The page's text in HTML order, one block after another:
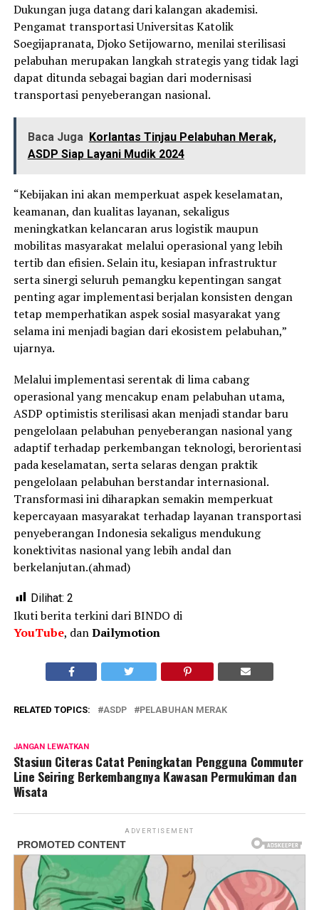
Dukungan juga datang dari kalangan akademisi.
Pengamat transportasi Universitas Katolik
Soegijapranata, Djoko Setijowarno, menilai sterilisasi
pelabuhan merupakan langkah strategis yang tidak lagi
dapat ditunda sebagai bagian dari modernisasi
transportasi penyeberangan nasional.
Baca Juga Korlantas Tinjau Pelabuhan Merak,
ASDP Siap Layani Mudik 2024
“Kebijakan ini akan memperkuat aspek keselamatan,
keamanan, dan kualitas layanan, sekaligus
meningkatkan kelancaran arus logistik maupun
mobilitas masyarakat melalui operasional yang lebih
tertib dan efisien. Selain itu, kesiapan infrastruktur
serta sinergi seluruh pemangku kepentingan sangat
penting agar implementasi berjalan konsisten dengan
tetap memperhatikan aspek sosial masyarakat yang
selama ini menjadi bagian dari ekosistem pelabuhan,”
ujarnya.
Melalui implementasi serentak di lima cabang
operasional yang mencakup enam pelabuhan utama,
ASDP optimistis sterilisasi akan menjadi standar baru
pengelolaan pelabuhan penyeberangan nasional yang
adaptif terhadap perkembangan teknologi, berorientasi
pada keselamatan, serta selaras dengan praktik
pengelolaan pelabuhan berstandar internasional.
Transformasi ini diharapkan semakin memperkuat
kepercayaan masyarakat terhadap layanan transportasi
penyeberangan Indonesia sekaligus mendukung
konektivitas nasional yang lebih andal dan
berkelanjutan.(ahmad)
Dilihat: 2
Ikuti berita terkini dari BINDO di
YouTube, danDailymotion
RELATED TOPICS: ASDP PELABUHAN MERAK
JANGAN LEWATKAN
Stasiun Citeras Catat Peningkatan Pengguna Commuter
Line Seiring Berkembangnya Kawasan Permukiman dan
Wisata
ADVERTISEMENT